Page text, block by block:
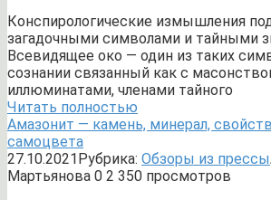
Конспирологические измышления
загадочными символами и тайными
Всевидящее око — один из таких
сознании связанный как с
иллюминатами, членами тайного
Читать полностью
Амазонит — камень, минерал,
самоцвета
27.10.2021Рубрика: Обзоры из прессы
Мартьянова 0 2 350 просмотров